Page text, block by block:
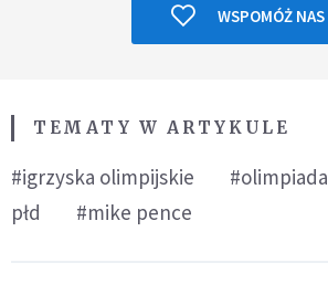
WSPOMÓŻ NAS
TEMATY W ARTYKULE
#igrzyska olimpijskie #olimpiada
płd
#mike pence